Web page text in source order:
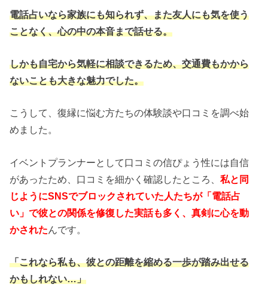
電話占いなら家族にも知られず、また友人にも気を使う
ことなく、心の中の本音まで話せる。
しかも自宅から気軽に相談できるため、交通費もかから
ないことも大きな魅力でした。
こうして、復縁に悩む方たちの体験談や口コミを調べ始
めました。
イベントプランナーとして口コミの信ぴょう性には自信
があったため、口コミを細かく確認したところ、私と同
じようにSNSでブロックされていた人たちが「電話占
い」で彼との関係を修復した実話も多く、真剣に心を動
かされたんです。
「これなら私も、彼との距離を縮める一歩が踏み出せる
かもしれない…」